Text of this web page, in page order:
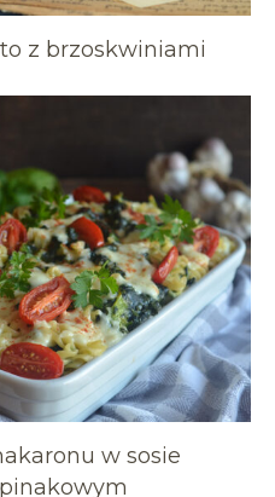
z brzoskwiniami
w sosie